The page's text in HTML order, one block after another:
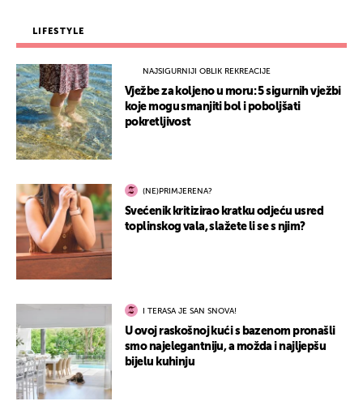
LIFESTYLE
NAJSIGURNIJI OBLIK REKREACIJE
Vježbe za koljeno u moru: 5 sigurnih vježbi
koje mogu smanjiti bol i poboljšati
pokretljivost
(NE)PRIMJERENA?
Svećenik kritizirao kratku odjeću usred
toplinskog vala, slažete li se s njim?
I TERASA JE SAN SNOVA!
U ovoj raskošnoj kući s bazenom pronašli
smo najelegantniju, a možda i najljepšu
bijelu kuhinju